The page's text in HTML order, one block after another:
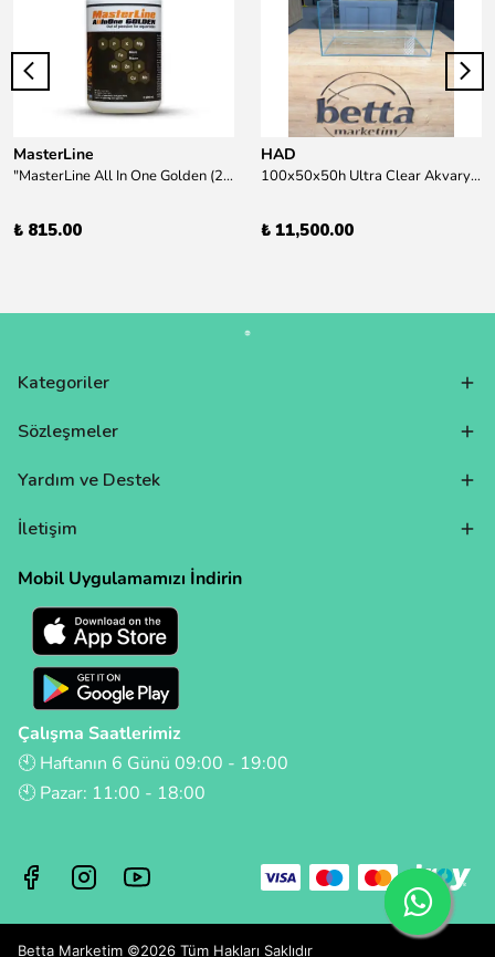
MasterLine
"MasterLine All In One Golden (200 ml) Daha yüksek zorluk derecesine sahip bitkiler için Özel formül Tam Besin "
₺ 815.00
HAD
100x50x50h Ultra Clear Akvaryum 10mm 90derece Birleşim /Sadece Otobüs Kargosu ile Gönderim Yapılır !
₺ 11,500.00
Kategoriler
Sözleşmeler
Yardım ve Destek
İletişim
Mobil Uygulamamızı İndirin
Çalışma Saatlerimiz
🕙 Haftanın 6 Günü 09:00 - 19:00
🕙 Pazar: 11:00 - 18:00
Betta Marketim ©2026 Tüm Hakları Saklıdır